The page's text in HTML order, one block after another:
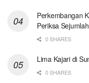
Perkembangan
Periksa
0 SHARES
Lima Kajari di
0 SHARES